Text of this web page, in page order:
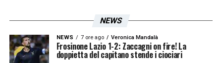
NEWS
NEWS 7 ore ago Veronica Mandalà
Frosinone Lazio 1-2: Zaccagni on fire! La
doppietta del capitano stende i ciociari